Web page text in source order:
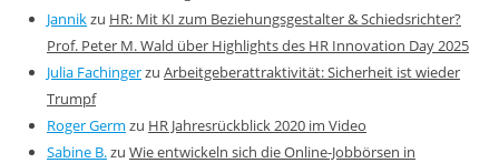
Jannikzu HR: Mit KI zum Beziehungsgestalter & Schiedsrichter?
Prof. Peter M. Wald über Highlights des HR Innovation Day 2025
Julia Fachingerzu Arbeitgeberattraktivität: Sicherheit ist wieder
Trumpf
Roger Germ zu HR Jahresrückblick 2020 im Video
Sabine B.zu Wie entwickeln sich die Online-Jobbörsen in